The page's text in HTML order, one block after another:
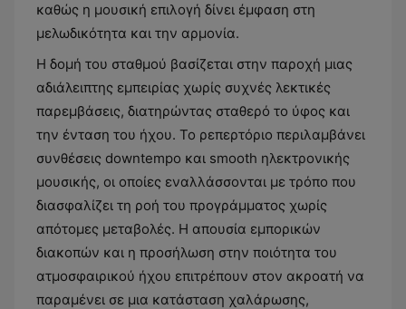
καθώς η μουσική επιλογή δίνει έμφαση στη
μελωδικότητα και την αρμονία.
Η δομή του σταθμού βασίζεται στην παροχή μιας
αδιάλειπτης εμπειρίας χωρίς συχνές λεκτικές
παρεμβάσεις, διατηρώντας σταθερό το ύφος και
την ένταση του ήχου. Το ρεπερτόριο περιλαμβάνει
συνθέσεις downtempo και smooth ηλεκτρονικής
μουσικής, οι οποίες εναλλάσσονται με τρόπο που
διασφαλίζει τη ροή του προγράμματος χωρίς
απότομες μεταβολές. Η απουσία εμπορικών
διακοπών και η προσήλωση στην ποιότητα του
ατμοσφαιρικού ήχου επιτρέπουν στον ακροατή να
παραμένει σε μια κατάσταση χαλάρωσης,